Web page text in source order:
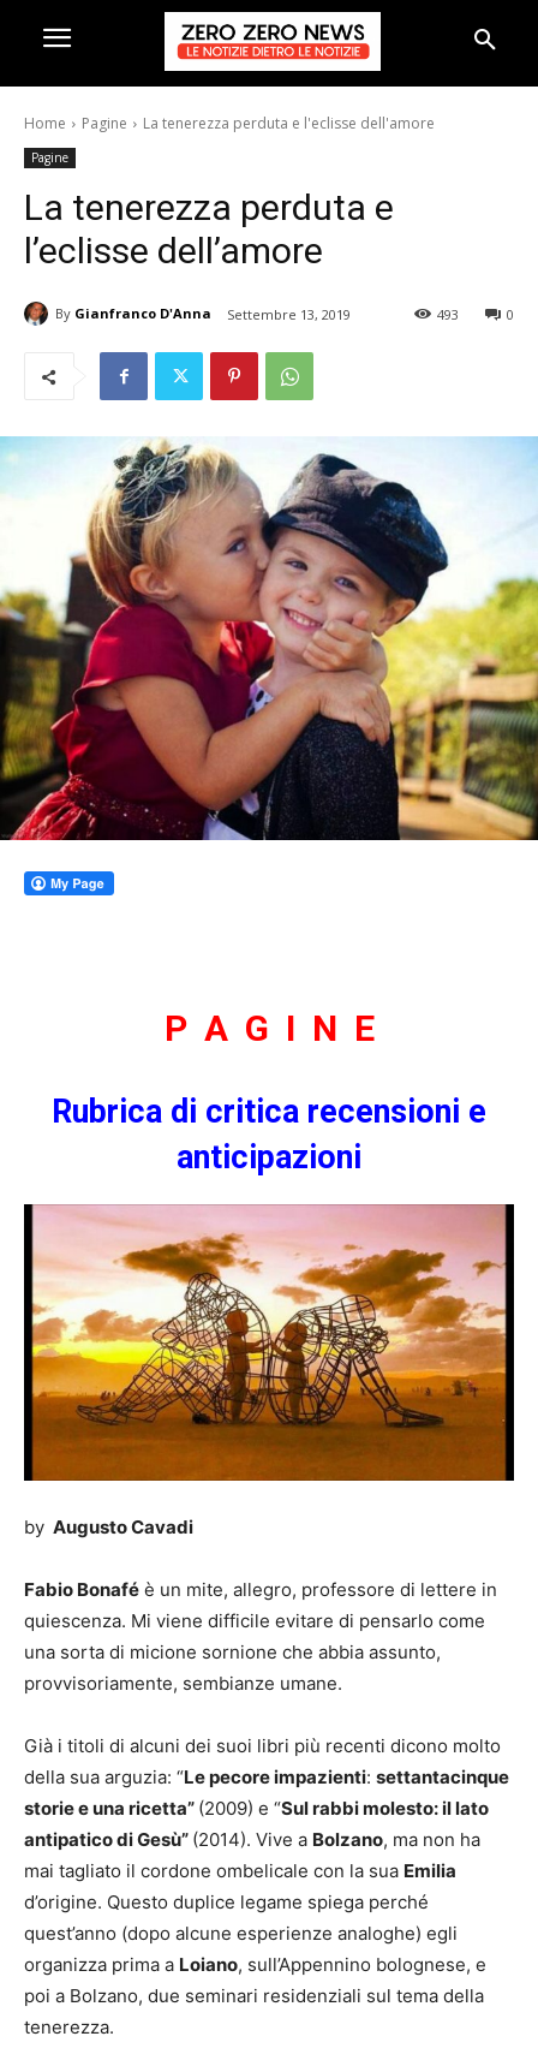
Home Pagine La tenerezza perduta e l'eclisse dell'amore
Pagine
La tenerezza perduta e
l’eclisse dell’amore
By Gianfranco D'Anna Settembre 13, 2019 0
493
P A G I N E
Rubrica di critica recensioni e
anticipazioni
by Augusto Cavadi
Fabio Bonafé è un mite, allegro, professore di lettere in
quiescenza. Mi viene difficile evitare di pensarlo come
una sorta di micione sornione che abbia assunto,
provvisoriamente, sembianze umane.
Già i titoli di alcuni dei suoi libri più recenti dicono molto
della sua arguzia: “Le pecore impazienti: settantacinque
storie e una ricetta” (2009) e “Sul rabbi molesto: il lato
antipatico di Gesù” (2014). Vive a Bolzano, ma non ha
mai tagliato il cordone ombelicale con la sua Emilia
d’origine. Questo duplice legame spiega perché
quest’anno (dopo alcune esperienze analoghe) egli
organizza prima a Loiano, sull’Appennino bolognese, e
poi a Bolzano, due seminari residenziali sul tema della
tenerezza.